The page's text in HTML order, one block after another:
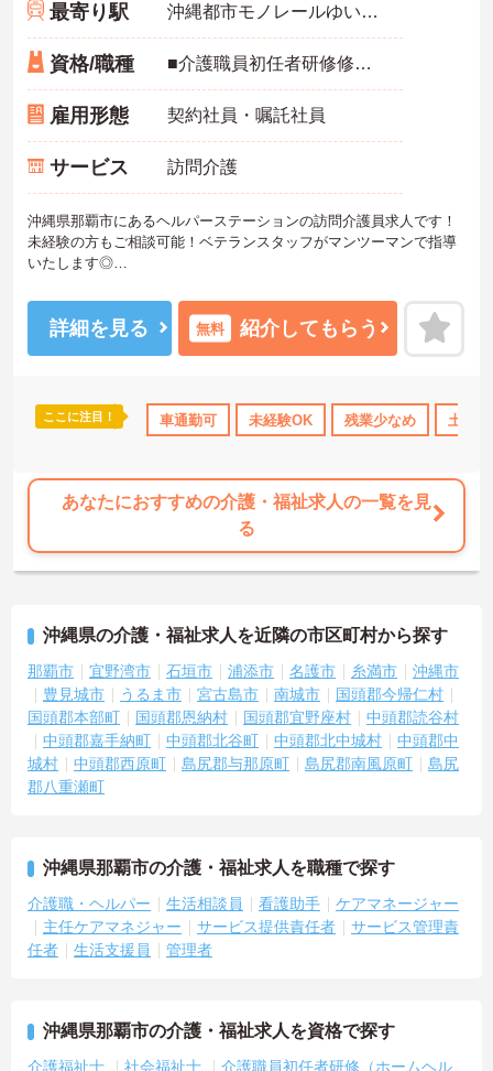
最寄り駅 沖縄都市モノレールゆいレール「奥武山公園駅」バス・車6分
資格/職種 ■介護職員初任者研修修了者 必須 ■普通自動車運転免許（AT限定可）必須 ※経験不問！未経験の方も可能 ※介護福祉士・同行援護従業者・行動援護従業者あれば尚可
雇用形態 契約社員・嘱託社員
サービス 訪問介護
沖縄県那覇市にあるヘルパーステーションの訪問介護員求人です！
未経験の方もご相談可能！ベテランスタッフがマンツーマンで指導
いたします◎
すのでお気軽にご相談ください。
詳細を見る 無料 紹介してもらう
ここに注目！ 車通勤可 未経験OK 残業少なめ 土日
あなたにおすすめの介護・福祉求人の一覧を見
る
沖縄県の介護・福祉求人を近隣の市区町村から探す
那覇市 宜野湾市 石垣市 浦添市 名護市 糸満市
沖縄市
豊見城市
うるま市 宮古島市 南城市
国頭郡今帰仁村
国頭郡本部町
国頭郡恩納村 国頭郡宜野座村
中頭郡読谷村
中頭郡嘉手納町
中頭郡北谷町 中頭郡北中城村
中頭郡中
城村
中頭郡西原町 島尻郡与那原町 島尻郡南風原町
島尻
郡八重瀬町
沖縄県那覇市の介護・福祉求人を職種で探す
介護職・ヘルパー 生活相談員 看護助手
ケアマネージャー
主任ケアマネジャー
サービス提供責任者
サービス管理責
任者
生活支援員 管理者
沖縄県那覇市の介護・福祉求人を資格で探す
介護福祉士 社会福祉士 介護職員初任者研修（ホームヘル